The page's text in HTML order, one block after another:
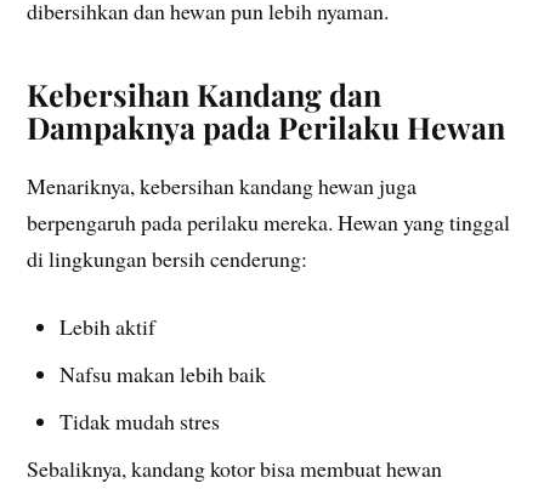
dibersihkan dan hewan pun lebih nyaman.
Kebersihan Kandang dan
Dampaknya pada Perilaku Hewan
Menariknya, kebersihan kandang hewan juga
berpengaruh pada perilaku mereka. Hewan yang tinggal
di lingkungan bersih cenderung:
Lebih aktif
Nafsu makan lebih baik
Tidak mudah stres
Sebaliknya, kandang kotor bisa membuat hewan